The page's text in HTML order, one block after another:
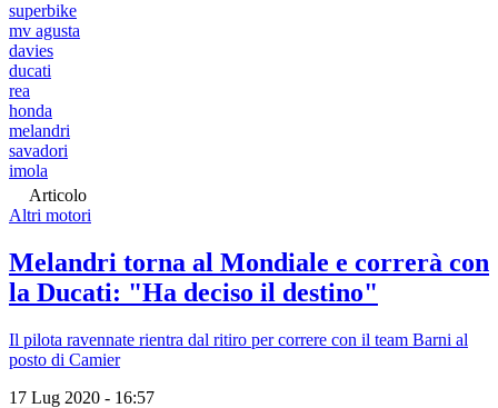
superbike
mv agusta
davies
ducati
rea
honda
melandri
savadori
imola
Articolo
Altri motori
Melandri torna al Mondiale e correrà con
la Ducati: "Ha deciso il destino"
Il pilota ravennate rientra dal ritiro per correre con il team Barni al
posto di Camier
17 Lug 2020 - 16:57